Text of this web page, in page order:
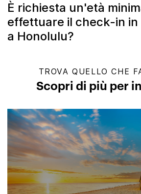
È richiesta un'età
effettuare il check-in in
a Honolulu?
TROVA QUELLO CHE
Scopri di più per